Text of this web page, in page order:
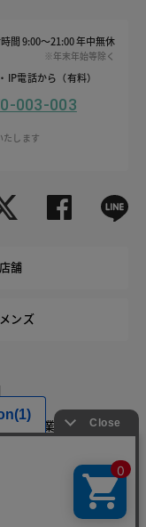
間 9:00～21:00 年中無休
※年末年始等除く
IP電話から（有料）
003-003
します
店舗
メンズ
企業情報